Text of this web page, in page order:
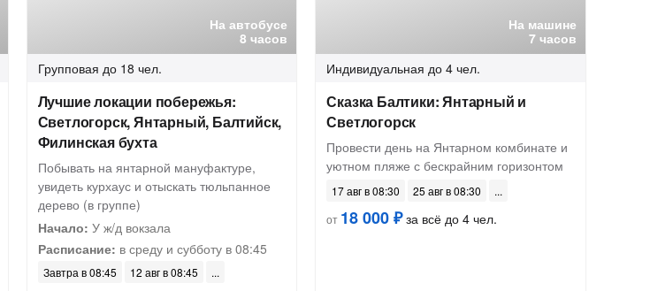
На автобусе
8 часов
Групповая до 18 чел.
Лучшие локации побережья:
Светлогорск, Янтарный, Балтийск,
Филинская бухта
Побывать на янтарной мануфактуре,
увидеть курхаус и отыскать тюльпанное
дерево (в группе)
Начало: У ж/д вокзала
Расписание: в среду и субботу в 08:45
Завтра в 08:45 12 авг в 08:45
На машине
7 часов
Индивидуальная до 4 чел.
Сказка Балтики: Янтарный и
Светлогорск
Провести день на Янтарном комбинате и
уютном пляже с бескрайним горизонтом
17 авг в 08:30
25 авг в 08:30
от 18 000 ₽за всё до 4 чел.